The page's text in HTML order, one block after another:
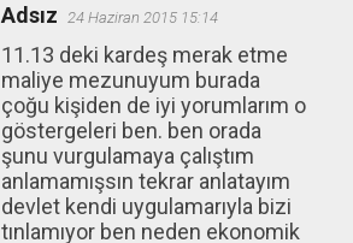
Adsız 24 Haziran 2015 15:14
11.13 deki kardeş merak etme
maliye mezunuyum burada
çoğu kişiden de iyi yorumlarım o
göstergeleri ben. ben orada
şunu vurgulamaya çalıştım
anlamamışsın tekrar anlatayım
devlet kendi uygulamarıyla bizi
tınlamıyor ben neden ekonomik